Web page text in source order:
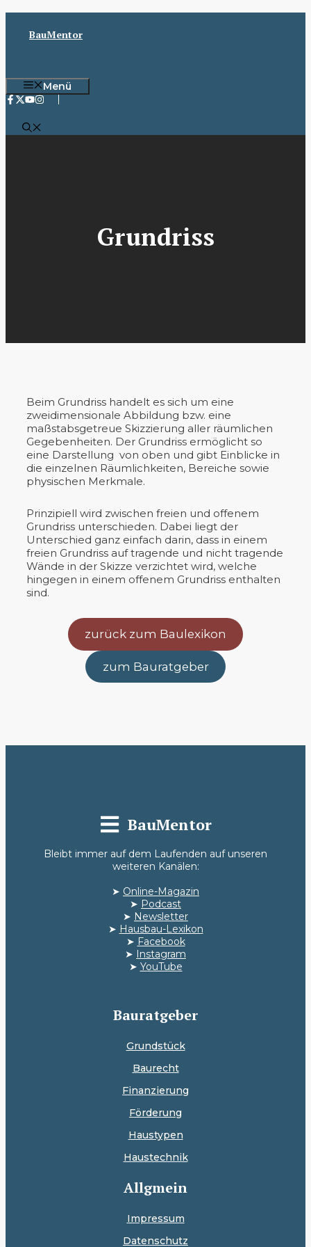
InhaltBauMentor
Menü
Grundriss
Beim Grundriss handelt es sich um eine
zweidimensionale Abbildung bzw. eine
maßstabsgetreue Skizzierung aller räumlichen
Gegebenheiten. Der Grundriss ermöglicht so
eine Darstellung von oben und gibt Einblicke in
die einzelnen Räumlichkeiten, Bereiche sowie
physischen Merkmale.
Prinzipiell wird zwischen freien und offenem
Grundriss unterschieden. Dabei liegt der
Unterschied ganz einfach darin, dass in einem
freien Grundriss auf tragende und nicht tragende
Wände in der Skizze verzichtet wird, welche
hingegen in einem offenem Grundriss enthalten
sind.
zurück zum Baulexikon
zum Bauratgeber
BauMentor
Bleibt immer auf dem Laufenden auf unseren
weiteren Kanälen:
➤ Online-Magazin
➤ Podcast
➤ Newsletter
➤ Hausbau-Lexikon
➤ Facebook
➤
Instagram
➤ YouTube
Bauratgeber
Grundstück
Baurecht
Finanzierung
Förderung
Haustypen
Haustechnik
Allgmein
Impressum
Datenschutz